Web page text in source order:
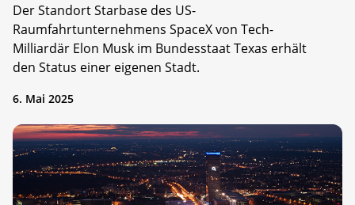
Der Standort Starbase des US-
Raumfahrtunternehmens SpaceX von Tech-
Milliardär Elon Musk im Bundesstaat Texas erhält
den Status einer eigenen Stadt.
6. Mai 2025